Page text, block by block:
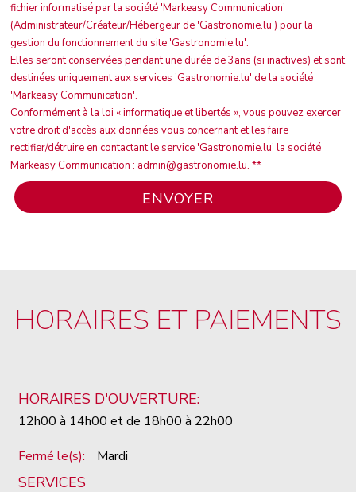
fichier informatisé par la société 'Markeasy Communication'
(Administrateur/Créateur/Hébergeur de 'Gastronomie.lu') pour la
gestion du fonctionnement du site 'Gastronomie.lu'.
Elles seront conservées pendant une durée de 3ans (si inactives) et sont
destinées uniquement aux services 'Gastronomie.lu' de la société
'Markeasy Communication'.
Conformément à la loi « informatique et libertés », vous pouvez exercer
votre droit d'accès aux données vous concernant et les faire
rectifier/détruire en contactant le service 'Gastronomie.lu' la société
Markeasy Communication : admin@gastronomie.lu. **
HORAIRES ET PAIEMENTS
HORAIRES D'OUVERTURE:
12h00 à 14h00 et de 18h00 à 22h00
Fermé le(s):
Mardi
SERVICES